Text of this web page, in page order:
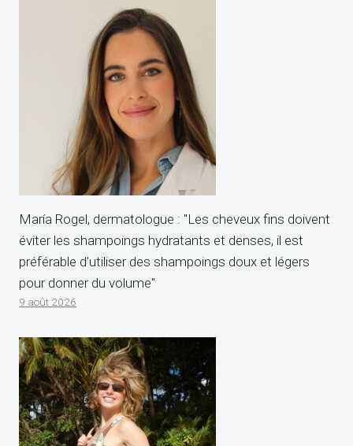
María Rogel, dermatologue : "Les cheveux fins doivent
éviter les shampoings hydratants et denses, il est
préférable d’utiliser des shampoings doux et légers
pour donner du volume"
9 août 2026